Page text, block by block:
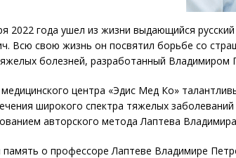
2022 года ушел из жизни выдающийся
Всю свою жизнь он посвятил борьбе со
болезней, разработанный
центра «Эдис Мед Ко»
широкого спектра тяжелых
авторского метода Лаптева
память о профессоре Лаптеве Владимире